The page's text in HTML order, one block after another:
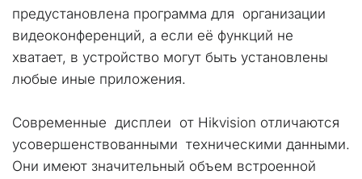
предустановлена программа для  организации
видеоконференций, а если её функций не
хватает, в устройство могут быть установлены
любые иные приложения.
Современные  дисплеи  от Hikvision отличаются
Они имеют значительный объем встроенной